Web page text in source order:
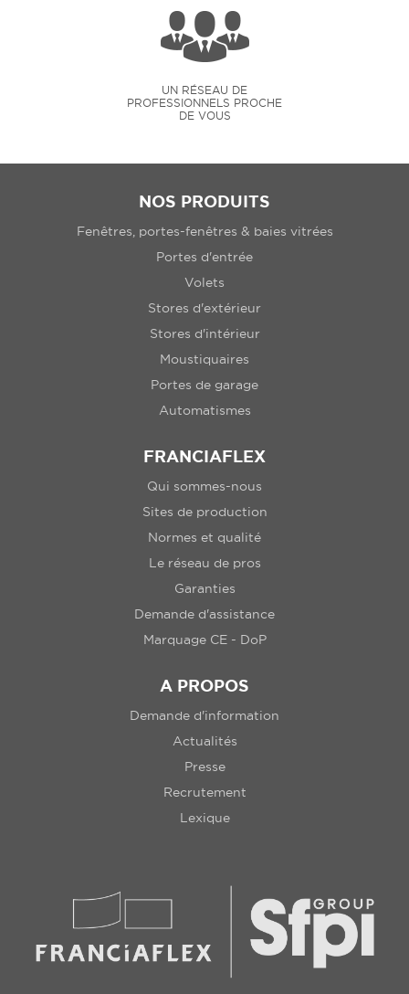
UN RÉSEAU DE
PROFESSIONNELS PROCHE
DE VOUS
NOS PRODUITS
Fenêtres, portes-fenêtres & baies vitrées
Portes d'entrée
Volets
Stores d'extérieur
Stores d'intérieur
Moustiquaires
Portes de garage
Automatismes
FRANCIAFLEX
Qui sommes-nous
Sites de production
Normes et qualité
Le réseau de pros
Garanties
Demande d'assistance
Marquage CE - DoP
A PROPOS
Demande d'information
Actualités
Presse
Recrutement
Lexique